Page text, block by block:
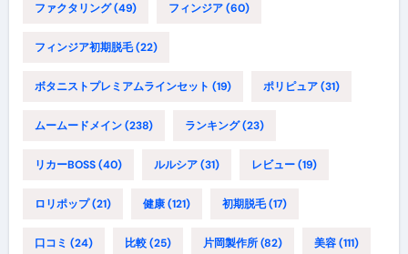
ファクタリング(49) フィンジア(60)
フィンジア初期脱毛(22)
ボタニストプレミアムラインセット (19) ポリピュア(31)
ムームードメイン(238) ランキング(23)
リカーBOSS(40) ルルシア(31) レビュー(19)
ロリポップ(21) 健康(121) 初期脱毛(17)
口コミ (24) 比較(25) 片岡製作所(82) 美容(111)